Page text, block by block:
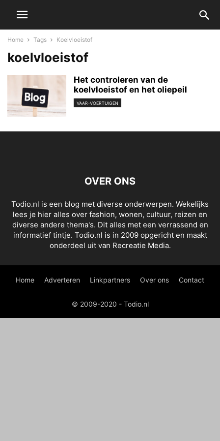
Home Tags Koelvloeistof
koelvloeistof
Het controleren van de
koelvloeistof en het oliepeil
VAAR-VOERTUIGEN
OVER ONS
Todio.nl is een blog met diverse onderwerpen. Wekelijks
lees je hier alles over fashion, wonen, cultuur, reizen en
diverse andere thema's. Dit alles met een verrassend en
informatief tintje. Todio.nl is in 2009 opgericht en maakt
onderdeel uit van Recreatie Media.
Home Adverteren Linkpartners Over ons Contact
© 2009-2020 - Todio.nl